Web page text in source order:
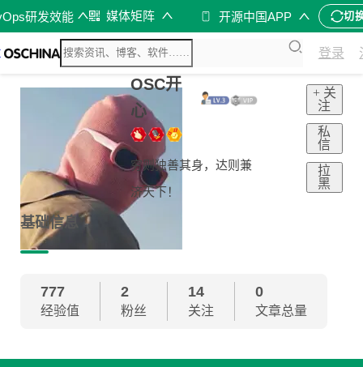
研发效能 媒体矩阵 开源中国APP 切
登录
OSC开
心
穷则独善其身，达则兼
济天下！
+ 关
注
私
信
拉
黑
基础信息
777
经验值
2
粉丝
14
关注
0
文章总量